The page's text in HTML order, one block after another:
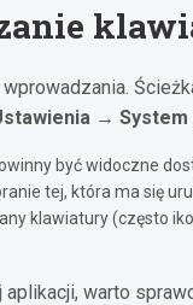
→
być widoczne
tej, która ma się
klawiatury (często
warto